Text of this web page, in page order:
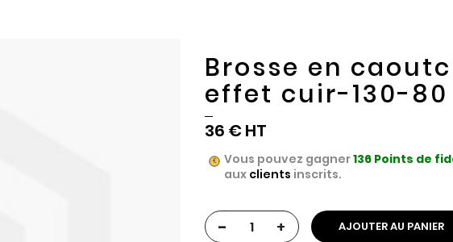
Brosse en
effet cuir-130-80
36 €
Vous pouvez gagner136 Points de
aux clients inscrits.
- + AJOUTER AU PANIER